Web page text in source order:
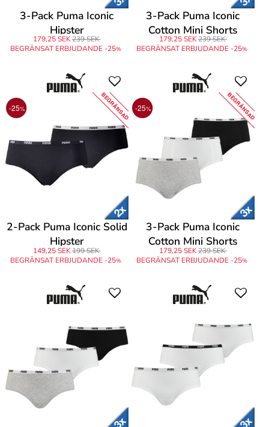
3-Pack Puma Iconic
Hipster
179,25 SEK239 SEK
BEGRÄNSAT ERBJUDANDE -25%
3-Pack Puma Iconic
Cotton Mini Shorts
179,25 SEK239 SEK
BEGRÄNSAT ERBJUDANDE -25%
-25% BEGRÄNSAD
2-Pack Puma Iconic Solid
Hipster
149,25 SEK199 SEK
BEGRÄNSAT ERBJUDANDE -25%
-25% BEGRÄNSAD
3-Pack Puma Iconic
Cotton Mini Shorts
179,25 SEK239 SEK
BEGRÄNSAT ERBJUDANDE -25%